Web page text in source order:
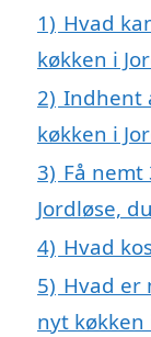
1) Hvad
køkken i
2) Indhent
køkken i
3) Få
Jordløse,
4) Hvad
5) Hvad er
nyt køkken